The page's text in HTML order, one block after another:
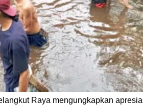
Raya mengungkapkan